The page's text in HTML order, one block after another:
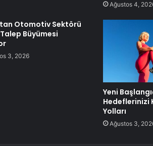
Ağustos 4,
Otomotiv Sektörü
Büyümesi
3, 2026
Yeni
Hedeflerinizi
Yolları
Ağustos 3,